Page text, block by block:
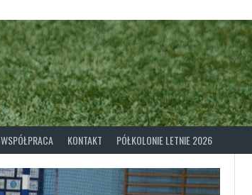
WSPÓŁPRACA KONTAKT PÓŁKOLONIE LETNIE 2026